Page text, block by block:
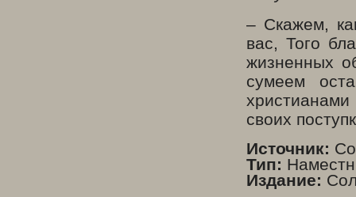
– Скажем,
вас, Того
жизненных
сумеем
своих
Источник:
Тип:
Издание: